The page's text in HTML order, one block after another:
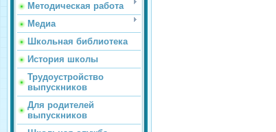
Методическая работа
Медиа
Школьная библиотека
История школы
Трудоустройство
выпускников
Для родителей
выпускников